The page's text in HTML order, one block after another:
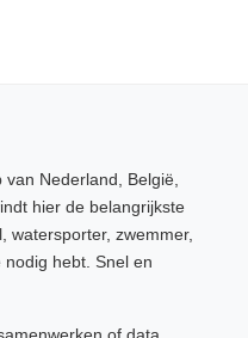
Nederland, België,
hier de belangrijkste
watersporter, zwemmer,
hebt. Snel en